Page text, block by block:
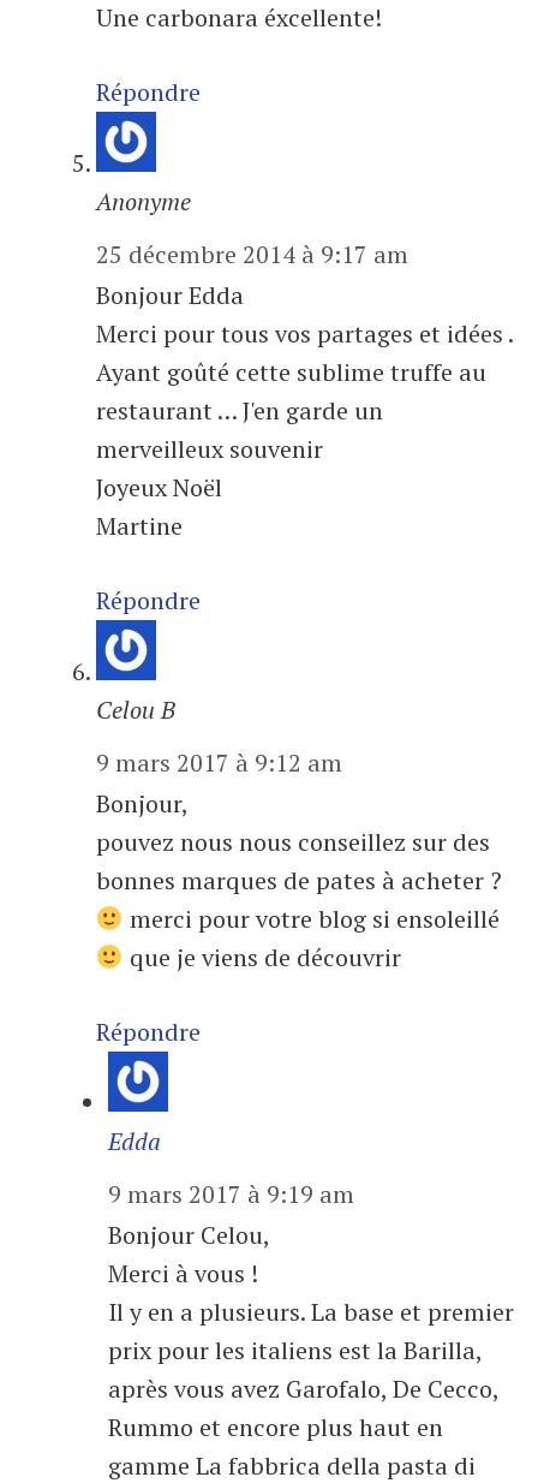
Une carbonara éxcellente!
Répondre
Anonyme
25 décembre 2014 à 9:17 am
Bonjour Edda
Merci pour tous vos partages et idées .
Ayant goûté cette sublime truffe au
restaurant … J'en garde un
merveilleux souvenir
Joyeux Noël
Martine
Répondre
Celou B
9 mars 2017 à 9:12 am
Bonjour,
pouvez nous nous conseillez sur des
bonnes marques de pates à acheter ?
merci pour votre blog si ensoleillé
que je viens de découvrir
Répondre
Edda
9 mars 2017 à 9:19 am
Bonjour Celou,
Merci à vous !
Il y en a plusieurs. La base et premier
prix pour les italiens est la Barilla,
après vous avez Garofalo, De Cecco,
Rummo et encore plus haut en
gamme La fabbrica della pasta di